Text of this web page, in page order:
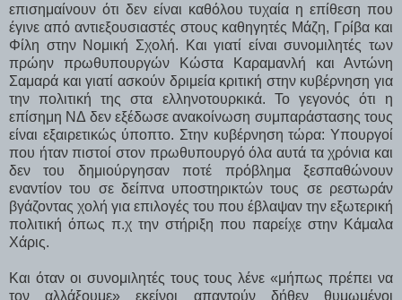
επισημαίνουν ότι δεν είναι καθόλου τυχαία η επίθεση που
έγινε από αντιεξουσιαστές στους καθηγητές Μάζη, Γρίβα και
Φίλη στην Νομική Σχολή. Και γιατί είναι συνομιλητές των
πρώην πρωθυπουργών Κώστα Καραμανλή και Αντώνη
Σαμαρά και γιατί ασκούν δριμεία κριτική στην κυβέρνηση για
την πολιτική της στα ελληνοτουρκικά. Το γεγονός ότι η
επίσημη ΝΔ δεν εξέδωσε ανακοίνωση συμπαράστασης τους
είναι εξαιρετικώς ύποπτο. Στην κυβέρνηση τώρα: Υπουργοί
που ήταν πιστοί στον πρωθυπουργό όλα αυτά τα χρόνια και
δεν του δημιούργησαν ποτέ πρόβλημα ξεσπαθώνουν
εναντίον του σε δείπνα υποστηρικτών τους σε ρεστωράν
βγάζοντας χολή για επιλογές του που έβλαψαν την εξωτερική
πολιτική όπως π.χ την στήριξη που παρείχε στην Κάμαλα
Χάρις.
Και όταν οι συνομιλητές τους τους λένε «μήπως πρέπει να
τον αλλάξουμε» εκείνοι απαντούν δήθεν θυμωμένοι